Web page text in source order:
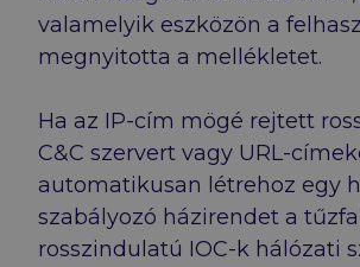
valamelyik eszközön a
megnyitotta a mellékletet.
Ha az IP-cím mögé rejtett
C&C szervert vagy URL-
automatikusan létrehoz egy
szabályozó házirendet a
rosszindulatú IOC-k hálózati